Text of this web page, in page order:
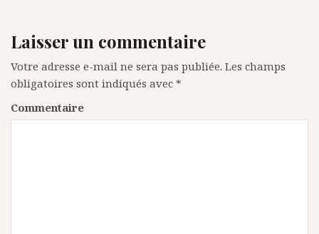
a
t
i
o
Laisser un commentaire
Votre adresse e-mail ne sera pas publiée. Les champs
obligatoires sont indiqués avec *
Commentaire